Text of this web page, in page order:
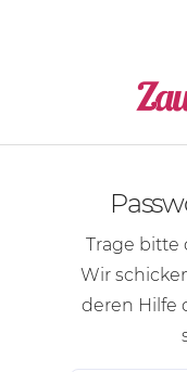
Trage bitte
Wir
deren Hilfe